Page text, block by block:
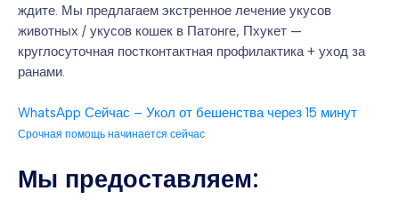
ждите. Мы предлагаем экстренное лечение укусов
животных / укусов кошек в Патонге, Пхукет —
круглосуточная постконтактная профилактика + уход за
ранами.
WhatsApp Сейчас – Укол от бешенства через 15 минут
Срочная помощь начинается сейчас
Мы предоставляем: